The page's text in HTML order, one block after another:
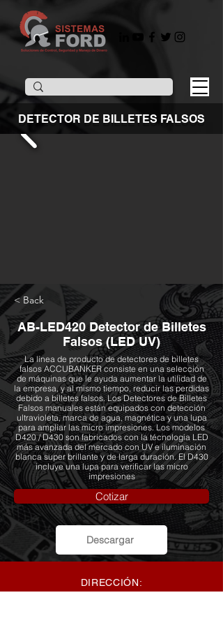
DETECTOR DE BILLETES FALSOS
< Back
AB-LED420 Detector de Billetes
Falsos (LED UV)
La línea de producto de detectores de billetes
falsos ACCUBANKER consiste en una selección
de máquinas que le ayuda aumentar la utilidad de
la empresa, y al mismo tiempo, reducir las perdidas
debido a billetes falsos. Los Detectores de Billetes
Falsos manuales están equipados con detección
ultravioleta, marca de agua, magnética y una lupa
para ampliar las micro impresiones. Los modelos
D420 / D430 son fabricados con la técnología LED
más avanzada del mercado con UV e iluminación
blanca super brillante y de larga duración. El D430
incluye una lupa para verificar las micro
impresiones
Cotizar
Descargar
DIRECCIÓN: